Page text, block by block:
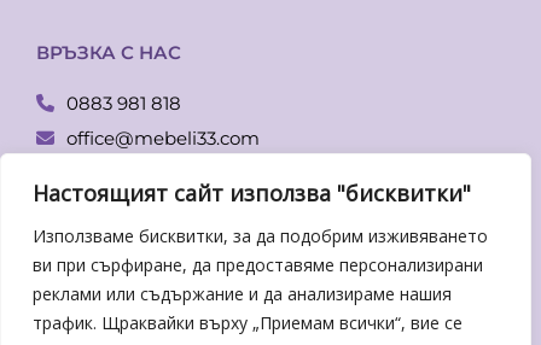
Настоящият сайт използва "бисквитки"
Използваме бисквитки, за да подобрим изживяването
ви при сърфиране, да предоставяме персонализирани
реклами или съдържание и да анализираме нашия
трафик. Щраквайки върху „Приемам всички“, вие се
ВРЪЗКА С НАС
0883 981 818
office@mebeli33.com
гр. Пловдив, бул. Копривщица 14
Понеделник – Петък:
От 09.00-19.00 ч.